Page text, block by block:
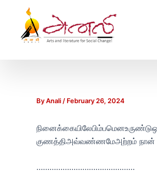
ByAnali / February 26, 2024
குணத்திஅவ்வண்ணமேஅற்றம் நான்
………………………………………
navigation